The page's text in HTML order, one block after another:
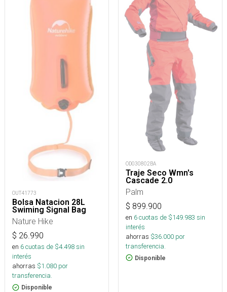
OUT41773
Bolsa Natacion 28L
Swiming Signal Bag
Nature Hike
$ 26.990
en 6cuotas de $4.498sin
interés
ahorras $1.080 por
transferencia.
Disponible
OD030802BA
Traje Seco Wmn's
Cascade 2.0
Palm
$ 899.900
en 6cuotas de $149.983 sin
interés
ahorras $36.000 por
transferencia.
Disponible